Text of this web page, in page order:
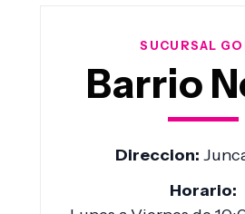
SUCURSAL
Barrio
Direccion:
Horario: